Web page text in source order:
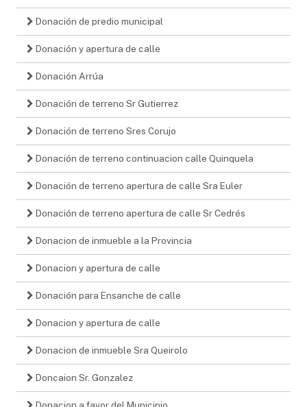
Donación de predio municipal
Donación y apertura de calle
Donación Arrúa
Donación de terreno Sr Gutierrez
Donación de terreno Sres Corujo
Donación de terreno continuacion calle Quinquela
Donación de terreno apertura de calle Sra Euler
Donación de terreno apertura de calle Sr Cedrés
Donacion de inmueble a la Provincia
Donacion y apertura de calle
Donación para Ensanche de calle
Donacion y apertura de calle
Donacion de inmueble Sra Queirolo
Doncaion Sr. Gonzalez
Donacion a favor del Municipio